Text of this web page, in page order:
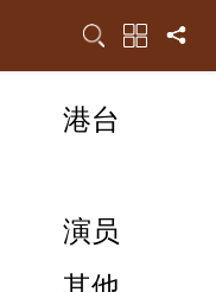
港台
演员